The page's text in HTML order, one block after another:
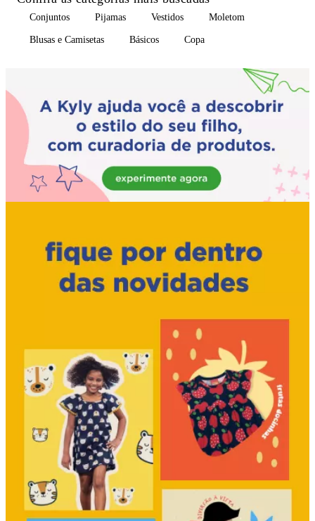
Conjuntos Pijamas Vestidos Moletom
Blusas e Camisetas Básicos Copa